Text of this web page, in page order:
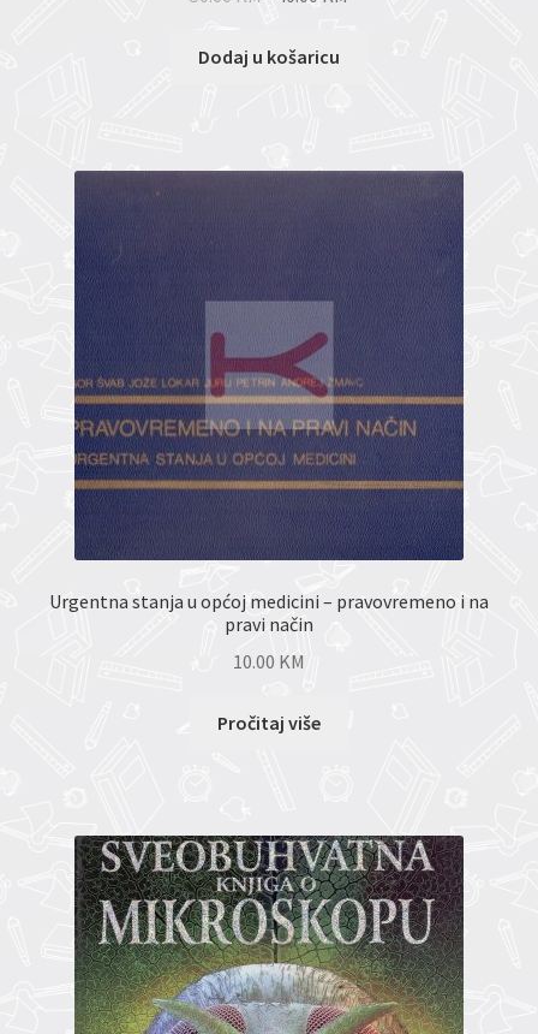
Dodaj u košaricu
Urgentna stanja u općoj medicini – pravovremeno i na
pravi način
10.00 KM
Pročitaj više